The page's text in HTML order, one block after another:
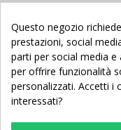
Potrebbe
Nuovo
Questo negozio
prestazioni, social
parti per social media
per offrire funzionalità
personalizzati. Accetti i
interessati?